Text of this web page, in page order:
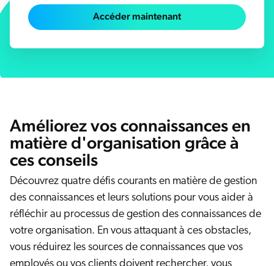
ChatGPT
Agentforce
Salesforce
Sitecore
Optimizely
Adobe
ServiceNow
Zendesk
toutes les intégrations
Accéder maintenant
Améliorez vos connaissances en
matière d'organisation grâce à
ces conseils
Découvrez quatre défis courants en matière de gestion
des connaissances et leurs solutions pour vous aider à
réfléchir au processus de gestion des connaissances de
votre organisation. En vous attaquant à ces obstacles,
vous réduirez les sources de connaissances que vos